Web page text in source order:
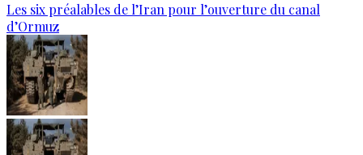
Les six préalables de l’Iran pour l’ouverture du canal
d’Ormuz